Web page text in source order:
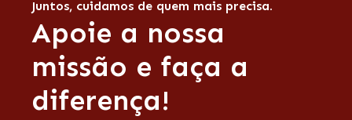
Apoie a nossa
missão e faça a
diferença!
Juntos, cuidamos de quem mais precisa.